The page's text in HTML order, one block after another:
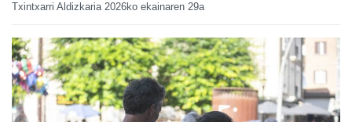
Txintxarri Aldizkaria 2026ko ekainaren 29a